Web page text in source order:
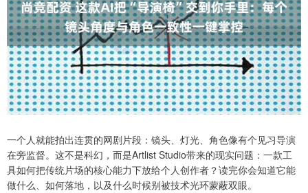
一个人就能拍出连贯的网剧片段：镜头、灯光、角色像有个见习导演
在旁监督。这不是科幻，而是Artlist Studio带来的现实问题：一款工
具如何把传统片场的核心能力下放给个人创作者？读完你会知道它能
做什么、如何落地，以及什么时候别被技术光环蒙蔽双眼。